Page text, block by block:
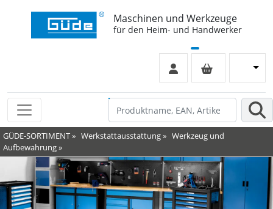
Maschinen und Werkzeuge
für den Heim- und Handwerker
GÜDE-SORTIMENT» Werkstattausstattung» Werkzeug und
Aufbewahrung»